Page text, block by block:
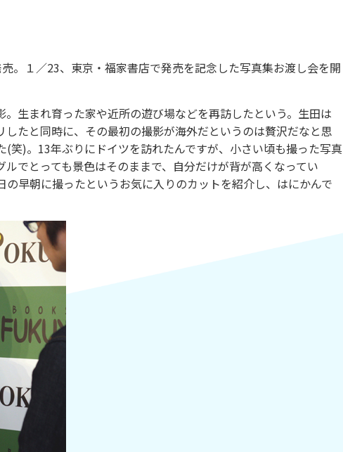
１／23、東京・福家書店で発売を記念した写真集お渡し会を開
生まれ育った家や近所の遊び場などを再訪したという。生田は
したと同時に、その最初の撮影が海外だというのは贅沢だなと思
笑)。13年ぶりにドイツを訪れたんですが、小さい頃も撮った写真
でとっても景色はそのままで、自分だけが背が高くなってい
早朝に撮ったというお気に入りのカットを紹介し、はにかんで